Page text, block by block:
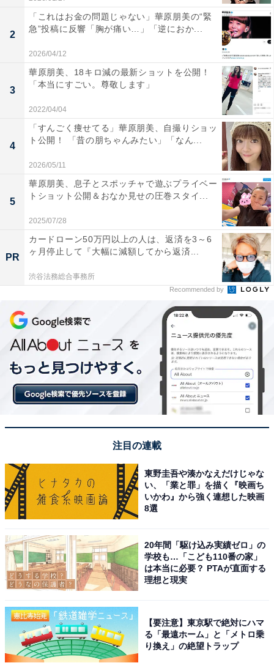
2
「これはお金の問題じゃない」華原朋美の“緊
急”投稿に反響「胸が痛い…」「逆におか...
2026/04/12
3
華原朋美、18キロ減の最新ショットを公開！
「本当にすごい。尊敬します」
2022/04/04
4
「すんごく痩せてる」華原朋美、自撮りショッ
ト公開！ 「昔の朋ちゃんみたい」「なん...
2026/05/11
5
華原朋美、息子とスポッチャで遊ぶプライベー
トショット公開＆おなか見せの圧巻スタイ...
2025/07/28
PR
カードローン50万円以上の人は、返済を3～6
ヶ月停止して『大幅に減額してから返済...
渋谷法務総合事務所
Recommended by
注目の連載
東野圭吾や湊かなえだけじゃな
い、「業と罪」を描く『映画ち
いかわ』から強く連想した映画
8選
20年間「駆け込み実績ゼロ」の
学校も…「こども110番の家」
は本当に必要？ PTAが直面する
理想と現実
【要注意】東京駅で絶対にハマ
る「最遠ホーム」と「メトロ乗
り換え」の絶望トラップ